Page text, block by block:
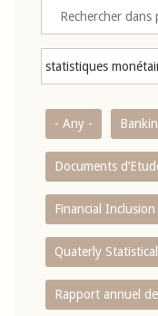
- Any -
Documents
Financial
Quaterly
Rapport annuel